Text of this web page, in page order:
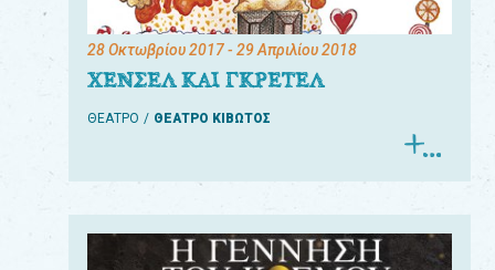
28 Οκτωβρίου 2017- 29 Απριλίου 2018
ΧΕΝΣΕΛ ΚΑΙ ΓΚΡΕΤΕΛ
ΘΕΑΤΡΟ ΘΕΑΤΡΟ ΚΙΒΩΤΟΣ